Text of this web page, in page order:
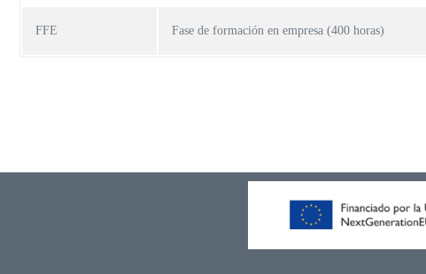
FFE Fase de formación en empresa (400 horas)